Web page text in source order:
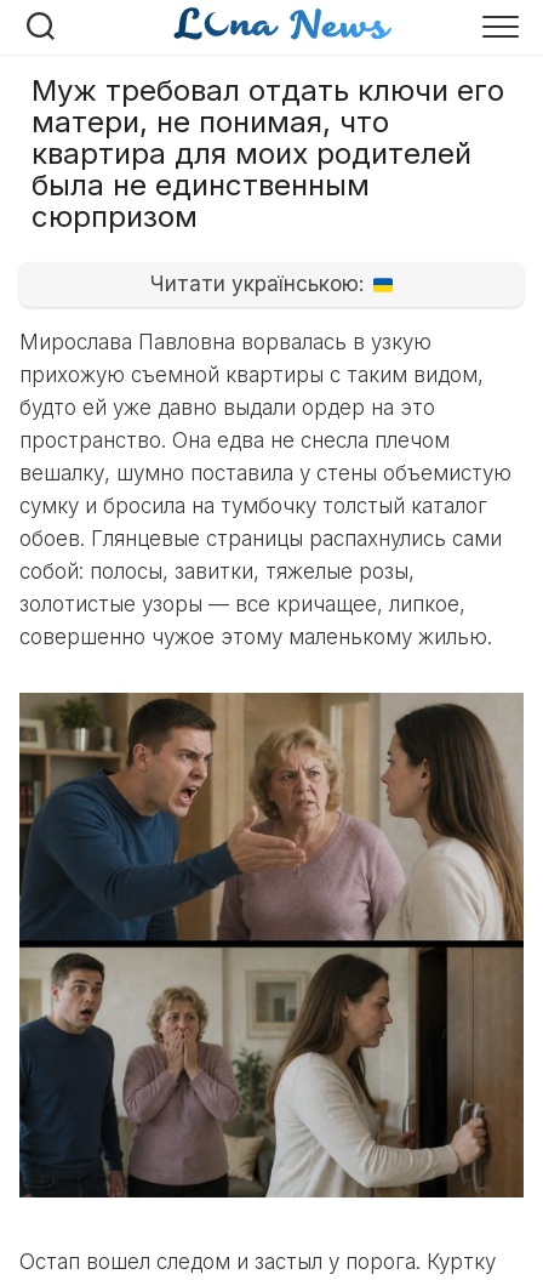
Перейти
Муж требовал отдать ключи его
матери, не понимая, что
квартира для моих родителей
была не единственным
сюрпризом
Читати українською:
Мирослава Павловна ворвалась в узкую
прихожую съемной квартиры с таким видом,
будто ей уже давно выдали ордер на это
пространство. Она едва не снесла плечом
вешалку, шумно поставила у стены объемистую
сумку и бросила на тумбочку толстый каталог
обоев. Глянцевые страницы распахнулись сами
собой: полосы, завитки, тяжелые розы,
золотистые узоры — все кричащее, липкое,
совершенно чужое этому маленькому жилью.
Остап вошел следом и застыл у порога. Куртку